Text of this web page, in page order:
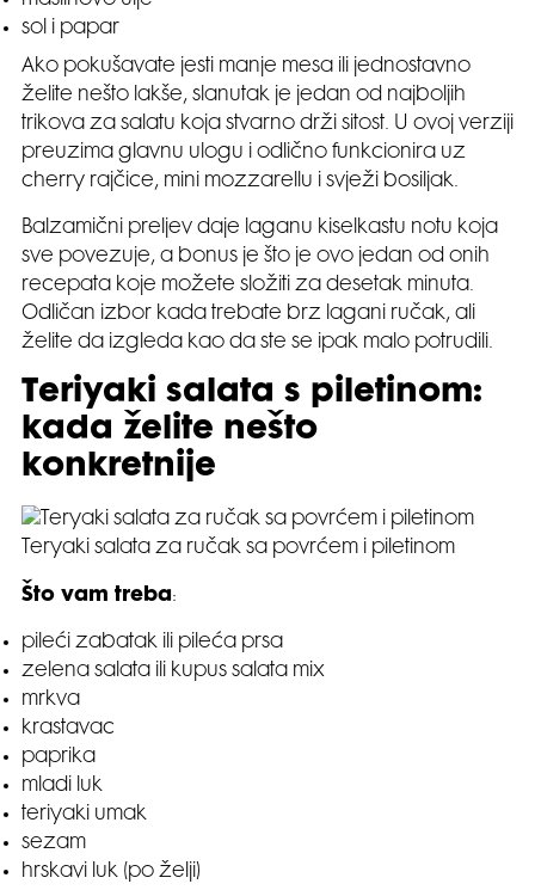
sol i papar
Ako pokušavate jesti manje mesa ili jednostavno
želite nešto lakše, slanutak je jedan od najboljih
trikova za salatu koja stvarno drži sitost. U ovoj verziji
preuzima glavnu ulogu i odlično funkcionira uz
cherry rajčice, mini mozzarellu i svježi bosiljak.
Balzamični preljev daje laganu kiselkastu notu koja
sve povezuje, a bonus je što je ovo jedan od onih
recepata koje možete složiti za desetak minuta.
Odličan izbor kada trebate brz lagani ručak, ali
želite da izgleda kao da ste se ipak malo potrudili.
Teriyaki salata s piletinom:
kada želite nešto
konkretnije
Teryaki salata za ručak sa povrćem i piletinom
Što vam treba:
pileći zabatak ili pileća prsa
zelena salata ili kupus salata mix
mrkva
krastavac
paprika
mladi luk
teriyaki umak
sezam
hrskavi luk (po želji)